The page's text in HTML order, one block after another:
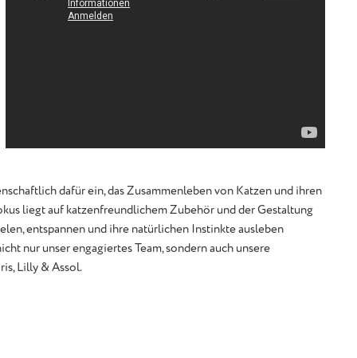
dafür ein, das Zusammenleben von Katzen und ihren
liegt auf katzenfreundlichem Zubehör und der Gestaltung
entspannen und ihre natürlichen Instinkte ausleben
nur unser engagiertes Team, sondern auch unsere
Lilly & Assol.